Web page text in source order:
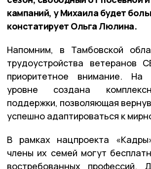
кампаний, у Михаила будет
констатирует Ольга Люлина.
Напомним, в Тамбовской
трудоустройства ветеранов
приоритетное внимание. На
уровне создана
поддержки, позволяющая
успешно адаптироваться к
В рамках нацпроекта
члены их семей могут
востребованных профессий.